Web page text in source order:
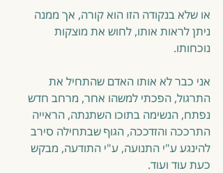
או שלא בנקודה הזו הוא קורה, אך ממנה
ניתן לראות אותו, לחוש את מוצקות
נוכחותו.
אני כבר לא אותו האדם שהתחיל את
התרגול, הפכתי למשהו אחר, מרחב חדש
נפתח, הנשימה בתוכו השתנתה, הראייה
התרככה והזדככה, הגוף שבתחילה סירב
להינגע ע"י התנועה, ע"י התודעה, מבקש
כעת עוד ועוד.